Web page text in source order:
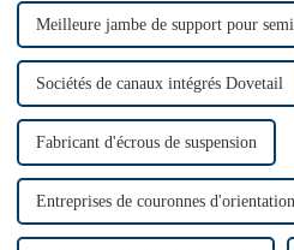
Meilleure jambe de support pour
Sociétés de canaux intégrés Dovetail
Fabricant d'écrous de suspension
Entreprises de couronnes